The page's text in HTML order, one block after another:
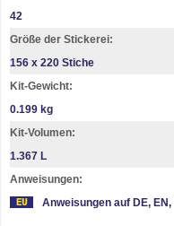
42
Größe der Stickerei:
156 х 220 Stiche
Kit-Gewicht:
0.199 kg
Kit-Volumen:
1.367 L
Anweisungen:
Anweisungen auf DE,